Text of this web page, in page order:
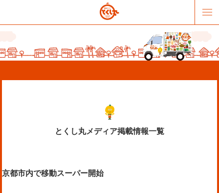
オススメリンク
とくし丸メディア掲載情報一覧
京都市内で移動スーパー開始